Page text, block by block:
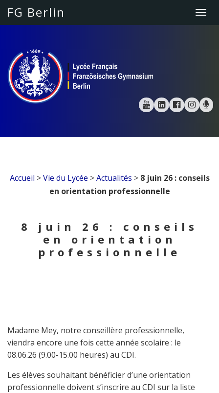
FG Berlin
Accueil >Vie du Lycée >Actualités > 8 juin 26 : conseils
en orientation professionnelle
8 juin 26 : conseils
en orientation
professionnelle
Madame Mey, notre conseillère professionnelle,
viendra encore une fois cette année scolaire : le
08.06.26 (9.00-15.00 heures) au CDI.
Les élèves souhaitant bénéficier d’une orientation
professionnelle doivent s’inscrire au CDI sur la liste